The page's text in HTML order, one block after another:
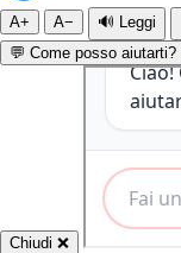
A+ A− 🔊 Leggi
💬 Come posso aiutarti?
Chiudi ❌